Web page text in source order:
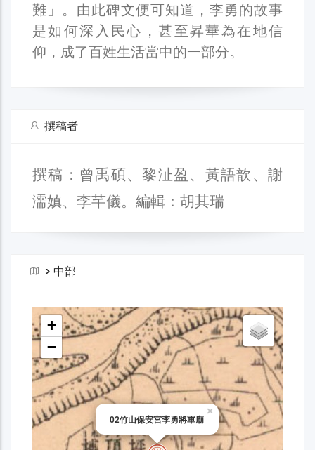
難」。由此碑文便可知道，李勇的故事
是如何深入民心，甚至昇華為在地信
仰，成了百姓生活當中的一部分。
撰稿者
撰稿：曾禹碩、黎沚盈、黃語歆、謝
濡嫃、李芊儀。編輯：胡其瑞
> 中部